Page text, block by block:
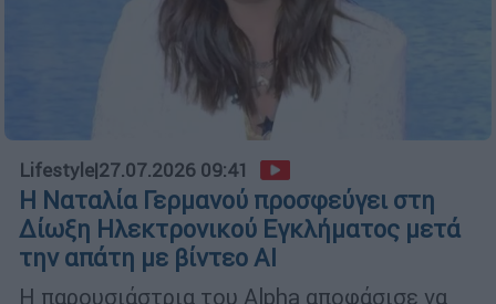
Lifestyle|27.07.2026 09:41
Η Ναταλία Γερμανού προσφεύγει στη
Δίωξη Ηλεκτρονικού Εγκλήματος μετά
την απάτη με βίντεο AI
Η παρουσιάστρια του Alpha αποφάσισε να